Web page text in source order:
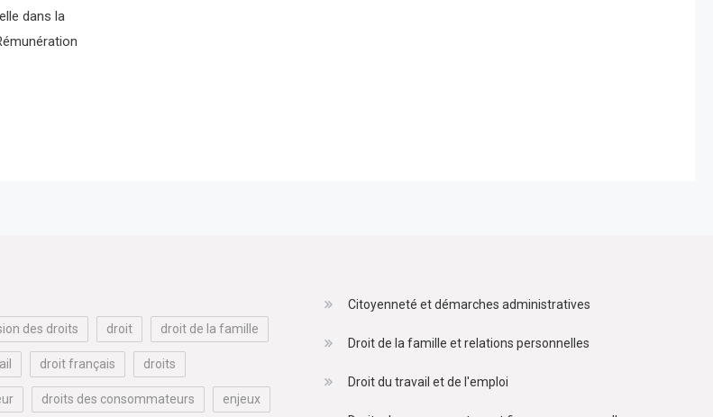
dans la
des droits droit droit de la famille
droit français droits
droits des consommateurs enjeux
Citoyenneté et démarches administratives
Droit de la famille et relations personnelles
Droit du travail et de l'emploi